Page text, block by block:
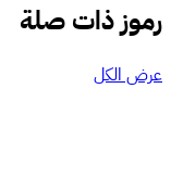
رموز ذات صلة
عرض الكل